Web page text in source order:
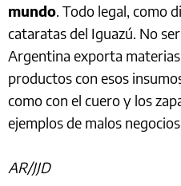
mundo. Todo legal, como
cataratas del Iguazú. No
Argentina exporta
productos con esos
como con el cuero y los
ejemplos de malos
AR/JJD